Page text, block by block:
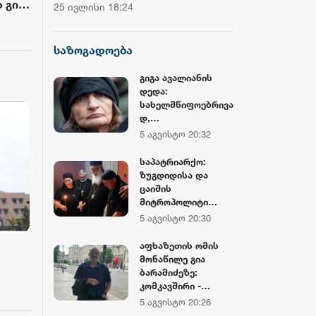
ვიმგზავრეთ მატარებლით,
დრო იყო 5,5 საათი და
მგზავრობის დრო ახლა არის 4
საათამდე შემცირებული, რაც
მნიშვნელოვანია
მგზავრებისთვის
25 ივლისი 18:24
საზოგადოება
გიგა ავალიანის
დედა:
სახელმწიფოებრივა
დ,
სამართლებრივად
ნამდვილად აღდგა
5 აგვისტო 20:32
საპატრიარქო:
ზუგდიდისა და
ცაიშის
მიტროპოლიტი
გერასიმე ეპარქიის
ნ ერთად ლანა
ლატარიას სახლში
იმყოფებოდა, მის
ოჯახს მიუსამძიმრა
სულის საოხად
5 აგვისტო 20:30
აფხაზეთის ომის
მონაწილე გია
ბარამიძეზე:
კომკავშირი -
კარიერისთვის,
5 აგვისტო 20:26